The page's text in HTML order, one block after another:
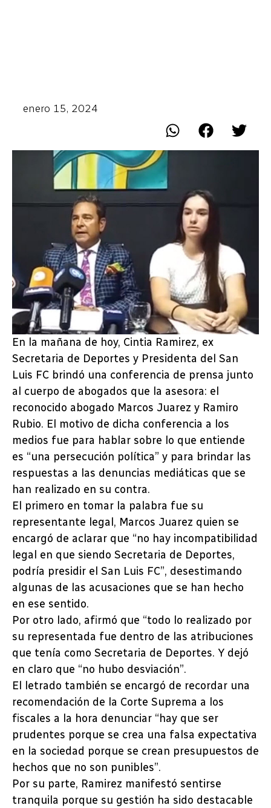
enero 15, 2024
En la mañana de hoy, Cintia Ramirez, ex
Secretaria de Deportes y Presidenta del San
Luis FC brindó una conferencia de prensa junto
al cuerpo de abogados que la asesora: el
reconocido abogado Marcos Juarez y Ramiro
Rubio. El motivo de dicha conferencia a los
medios fue para hablar sobre lo que entiende
es “una persecución política” y para brindar las
respuestas a las denuncias mediáticas que se
han realizado en su contra.
El primero en tomar la palabra fue su
representante legal, Marcos Juarez quien se
encargó de aclarar que “no hay incompatibilidad
legal en que siendo Secretaria de Deportes,
podría presidir el San Luis FC”, desestimando
algunas de las acusaciones que se han hecho
en ese sentido.
Por otro lado, afirmó que “todo lo realizado por
su representada fue dentro de las atribuciones
que tenía como Secretaria de Deportes. Y dejó
en claro que “no hubo desviación”.
El letrado también se encargó de recordar una
recomendación de la Corte Suprema a los
fiscales a la hora denunciar “hay que ser
prudentes porque se crea una falsa expectativa
en la sociedad porque se crean presupuestos de
hechos que no son punibles”.
Por su parte, Ramirez manifestó sentirse
tranquila porque su gestión ha sido destacable